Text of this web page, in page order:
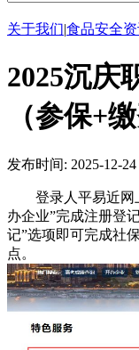
关于我们|食品安全
2025沉庆
（参保+
发布时间: 2025-12-
登录人平易近网上
办企业”完成注册登
记”选项即可完成社
点。